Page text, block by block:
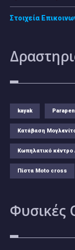
Στοιχεία
kayak
Κατάβαση
Κωπηλατικό κέντρο
Πίστα Moto cross
Φυσικές